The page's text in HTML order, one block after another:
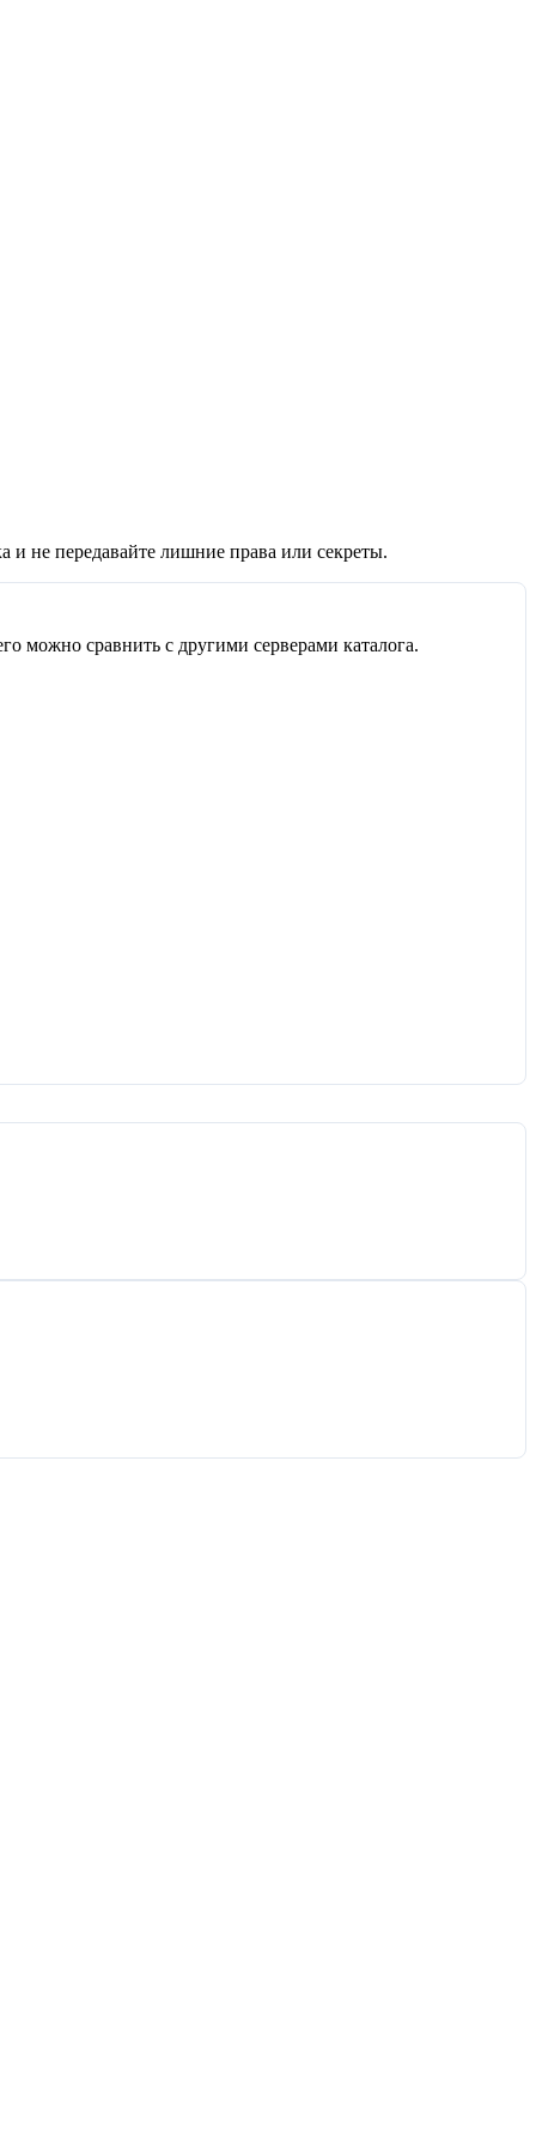
и не передавайте лишние права или секреты.
можно сравнить с другими серверами каталога.